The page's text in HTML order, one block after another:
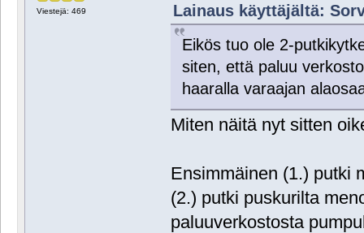
Viestejä: 469
Lainaus käyttäjältä:
Eikös tuo ole 2-
siten, että paluu
haaralla varaajan
Miten näitä nyt sitten
Ensimmäinen (1.) putki
(2.) putki puskurilta
paluuverkostosta